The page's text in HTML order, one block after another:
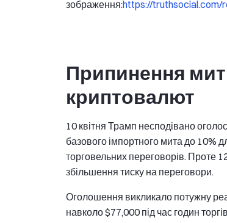
зображення:https://truthsocial.com/
Припинення мит
криптовалют
10 квітня Трамп несподівано
базового імпортного мита до 10%
торговельних переговорів. Проте
збільшення тиску на переговори.
Оголошення викликало потужну
навколо $77,000 під час годин